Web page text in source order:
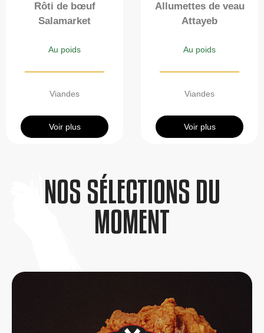
Rôti de bœuf
Salamarket
Au poids
Viandes
Voir plus
Allumettes de veau
Attayeb
Au poids
Viandes
Voir plus
NOS SÉLECTIONS DU
MOMENT